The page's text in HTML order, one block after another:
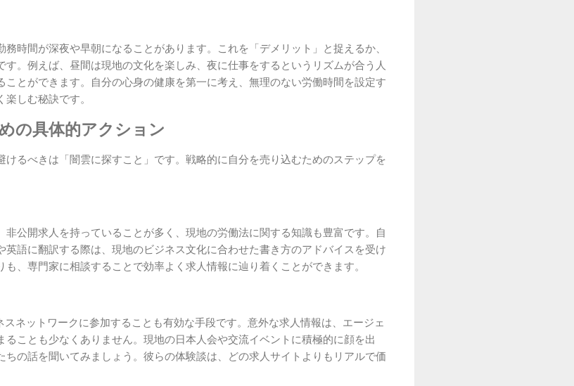
時間が深夜や早朝になることがあります。これを「デメリット」と捉えるか、
す。例えば、昼間は現地の文化を楽しみ、夜に仕事をするというリズムが合う人
とができます。自分の心身の健康を第一に考え、無理のない労働時間を設定す
しむ秘訣です。
の具体的アクション
けるべきは「闇雲に探すこと」です。戦略的に自分を売り込むためのステップを
公開求人を持っていることが多く、現地の労働法に関する知識も豊富です。自
語に翻訳する際は、現地のビジネス文化に合わせた書き方のアドバイスを受け
、専門家に相談することで効率よく求人情報に辿り着くことができます。
ネットワークに参加することも有効な手段です。意外な求人情報は、エージェ
ることも少なくありません。現地の日本人会や交流イベントに積極的に顔を出
ちの話を聞いてみましょう。彼らの体験談は、どの求人サイトよりもリアルで価